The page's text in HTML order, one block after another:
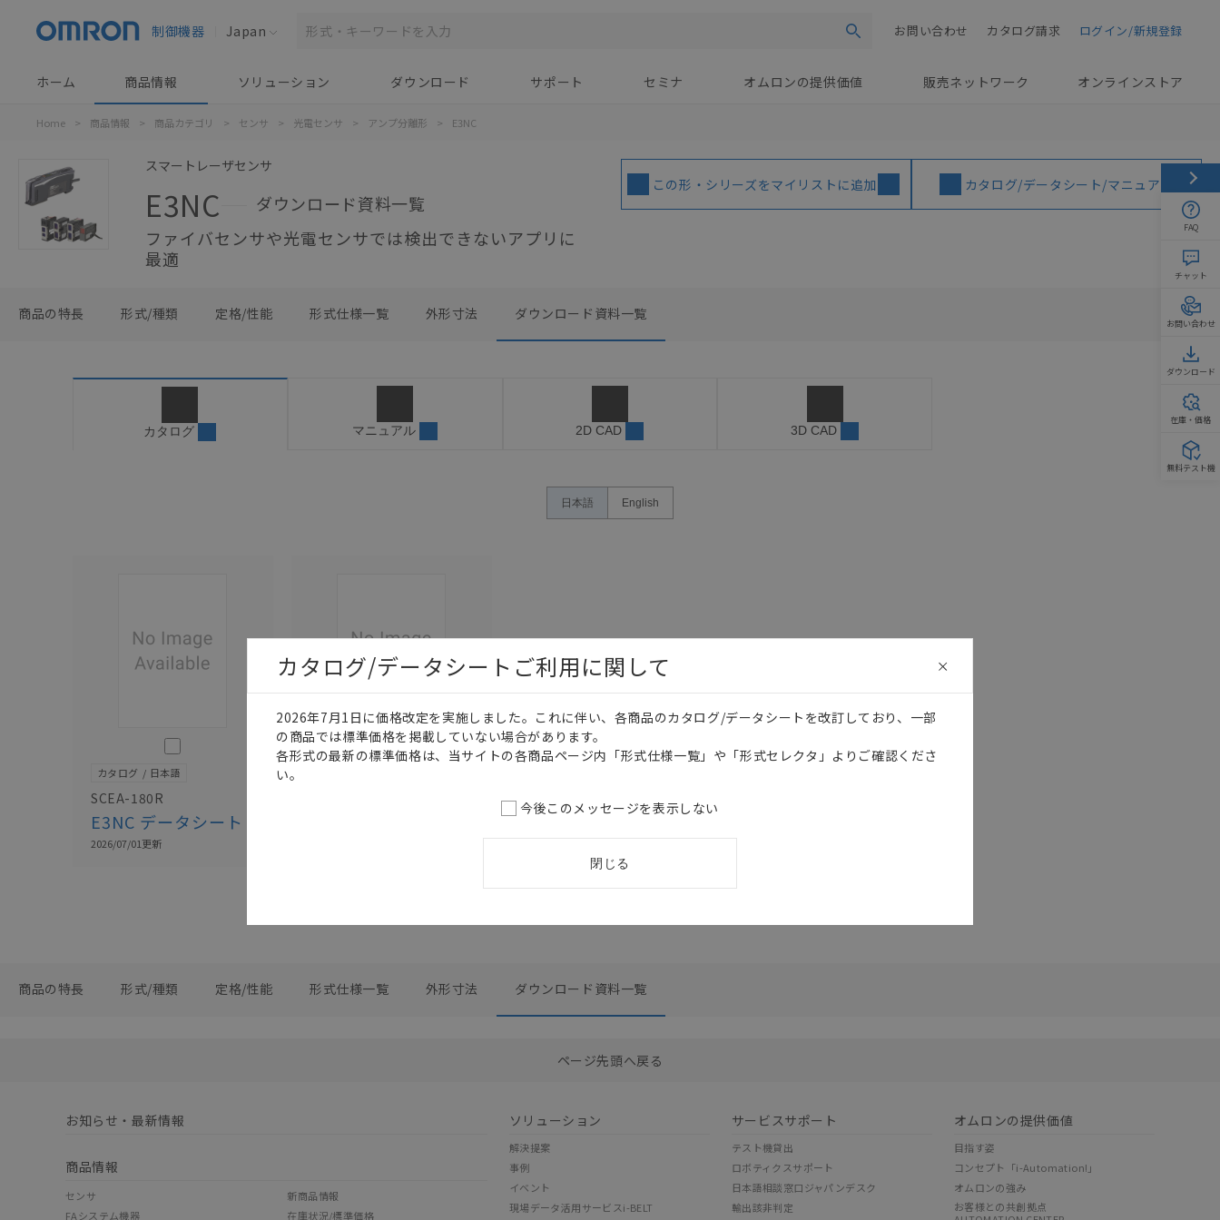
制御機器 Japan 検索 ログイン/新規登録
カタログ請求
お問い合わせ
ホーム 商品情報 ソリューション ダウンロード サポート セミナ オムロンの提供価値 販売ネットワーク オンラインストア
Home > 商品情報 > 商品カテゴリ > センサ > 光電センサ > アンプ分離形 > E3NC
スマートレーザセンサ
E3NC
ダウンロード資料一覧
ファイバセンサや光電センサでは検出できないアプリに
最適
この形・シリーズをマイリストに追加 カタログ/データシート/マニュアル
商品の特長 形式/種類 定格/性能 形式仕様一覧 外形寸法 ダウンロード資料一覧
カタログ マニュアル 2D CAD 3D CAD
日本語 English
このカタログを選択
カタログ 日本語
SCEA-180R
E3NC データシート
2026/07/01更新
このカタログを選択
0 選択したファイルを一括ダウンロード
商品の特長 形式/種類 定格/性能 形式仕様一覧 外形寸法 ダウンロード資料一覧
ページ先頭へ戻る
お知らせ・最新情報
商品情報
センサ
FAシステム機器
新商品情報
在庫状況/標準価格
ソリューション
解決提案
事例
イベント
現場データ活用サービスi-BELT
サービスサポート
テスト機貸出
ロボティクスサポート
日本語相談窓口ジャパンデスク
輸出該非判定
オムロンの提供価値
目指す姿
コンセプト「i-Automation!」
オムロンの強み
お客様との共創拠点
FAQ
チャット
お問い合わせ
ダウンロード
在庫・価格
無料テスト機
カタログ/データシートご利用に関して
2026年7月1日に価格改定を実施しました。これに伴い、各商品のカタログ/データシートを改訂しており、一部
の商品では標準価格を掲載していない場合があります。
各形式の最新の標準価格は、当サイトの各商品ページ内「形式仕様一覧」や「形式セレクタ」よりご確認くださ
い。
今後このメッセージを表示しない
閉じる